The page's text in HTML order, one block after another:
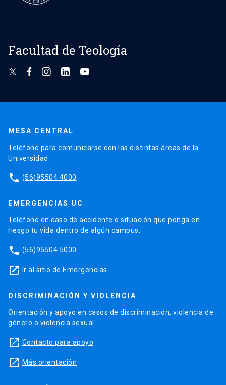
Facultad de Teología
MESA CENTRAL
Teléfono para comunicarse con las distintas áreas de la
Universidad.
phone (56)95504 4000
EMERGENCIAS UC
Teléfono en caso de accidente o situación que ponga en
riesgo tu vida dentro de algún campus.
phone (56)95504 5000
launch Ir al sitio de Emergencias
DISCRIMINACIÓN Y VIOLENCIA
Orientación y apoyo en casos de discriminación, violencia de
género o violencia sexual.
launch Contacto para apoyo
launch Más orientación